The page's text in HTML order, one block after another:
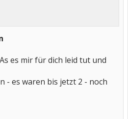
es mir für dich leid tut und
- es waren bis jetzt 2 - noch